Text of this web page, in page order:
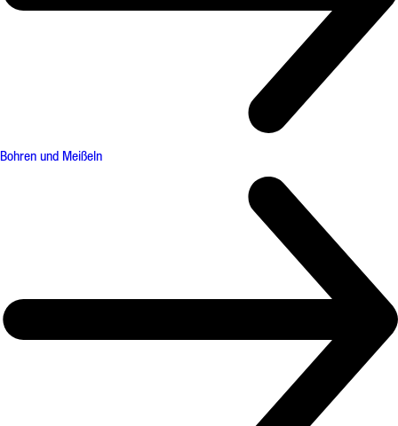
Bohren und Meißeln